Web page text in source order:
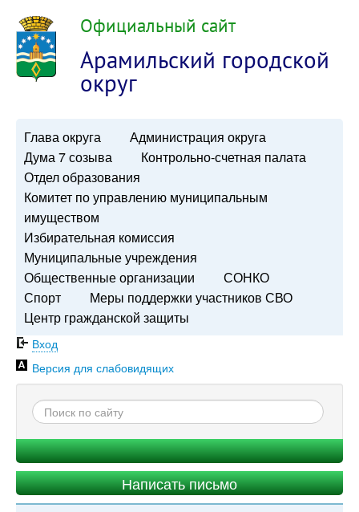
Официальный сайт
Арамильский городской
округ
Глава округа
Администрация округа
Дума 7 созыва
Контрольно-счетная палата
Отдел образования
Комитет по управлению муниципальным
имуществом
Избирательная комиссия
Муниципальные учреждения
Общественные организации
СОНКО
Спорт
Меры поддержки участников СВО
Центр гражданской защиты
Вход
Версия для слабовидящих
Написать письмо